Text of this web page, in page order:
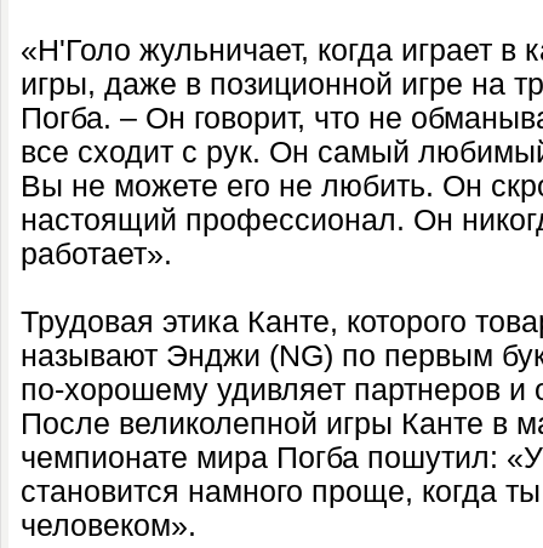
«Н'Голо жульничает, когда играет в
игры, даже в позиционной игре на
Погба. – Он говорит, что не
все сходит с рук. Он самый
Вы не можете его не любить. Он
настоящий профессионал. Он
работает».
Трудовая этика Канте, которого
называют Энджи (NG) по первым
по-хорошему удивляет партнеров и
После великолепной игры Канте в
чемпионате мира Погба пошутил:
становится намного проще, когда
человеком».